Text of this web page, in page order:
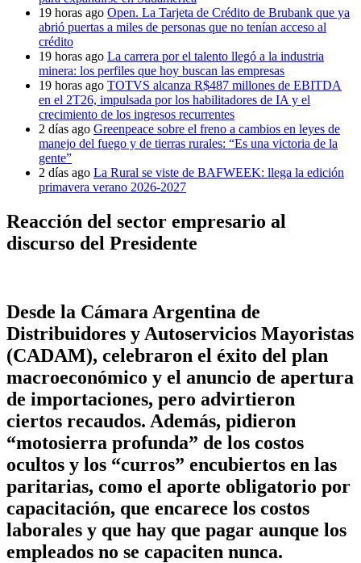
19 horas ago Open. La Tarjeta de Crédito de Brubank que ya
abrió puertas a miles de personas que no tenían acceso al
crédito
19 horas ago La carrera por el talento llegó a la industria
minera: los perfiles que hoy buscan las empresas
19 horas ago TOTVS alcanza R$487 millones de EBITDA
en el 2T26, impulsada por los habilitadores de IA y el
crecimiento de los ingresos recurrentes
2 días ago Greenpeace sobre el freno a cambios en leyes de
manejo del fuego y de tierras rurales: “Es una victoria de la
gente”
2 días ago La Rural se viste de BAFWEEK: llega la edición
primavera verano 2026-2027
Reacción del sector empresario al
discurso del Presidente
Desde la Cámara Argentina de
Distribuidores y Autoservicios Mayoristas
(CADAM), celebraron el éxito del plan
macroeconómico y el anuncio de apertura
de importaciones, pero advirtieron
ciertos recaudos. Además, pidieron
“motosierra profunda” de los costos
ocultos y los “curros” encubiertos en las
paritarias, como el aporte obligatorio por
capacitación, que encarece los costos
laborales y que hay que pagar aunque los
empleados no se capaciten nunca.